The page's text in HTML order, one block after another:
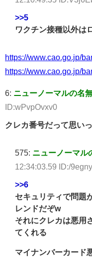
>>5
ワクチン接種以外は
https://www.cao.go.jp/
https://www.cao.go.jp/
6: ニューノーマルの名
ID:wPvpOvxv0
クレカ番号だって思い
575: ニューノーマル
12:34:03.59 ID:/
>>6
セキュリティで問題
レンドだぞw
それにクレカは悪用
てくれる
マイナンバーカード